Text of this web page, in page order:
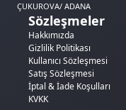
ÇUKUROVA/ ADANA
Sözleşmeler
Hakkımızda
Gizlilik Politikası
Kullanıcı Sözleşmesi
Satış Sözleşmesi
İptal & İade Koşulları
KVKK